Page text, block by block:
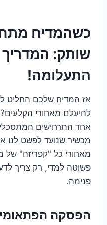
כשהמדיח
שותק:
התעלומה!
אז המדיח שלכם החליט
להיעלם מאחורי הקלעים?
אחד התרחישים
מכשיר שנועד לפשט לנו
מאחורי כל "קפריזה" של
פשוטה למדי, רק צריך
פנימה.
הפסקה